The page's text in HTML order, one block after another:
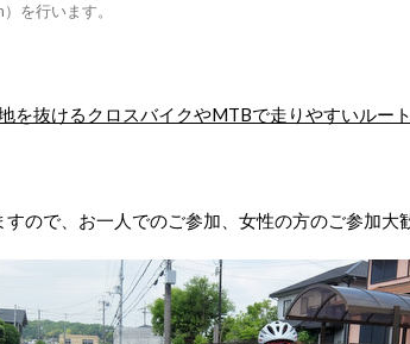
を行います。
を抜けるクロスバイクやMTBで走りやすいルー
ので、 お一人でのご参加、女性の方のご参加大